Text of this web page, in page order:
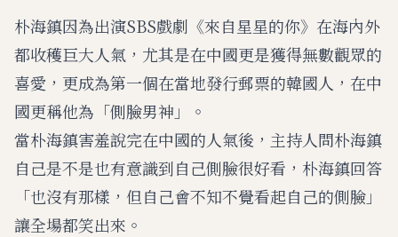
朴海鎮因為出演SBS戲劇《來自星星的你》在海內外
都收穫巨大人氣，尤其是在中國更是獲得無數觀眾的
喜愛，更成為第一個在當地發行郵票的韓國人，在中
國更稱他為「側臉男神」。
當朴海鎮害羞說完在中國的人氣後，主持人問朴海鎮
自己是不是也有意識到自己側臉很好看，朴海鎮回答
「也沒有那樣，但自己會不知不覺看起自己的側臉」
讓全場都笑出來。